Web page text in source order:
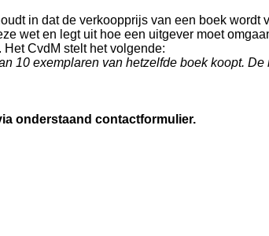
in dat de verkoopprijs van een boek
wet en legt uit hoe een uitgever moet
CvdM stelt het volgende:
10 exemplaren van hetzelfde boek koopt.
onderstaand contactformulier.